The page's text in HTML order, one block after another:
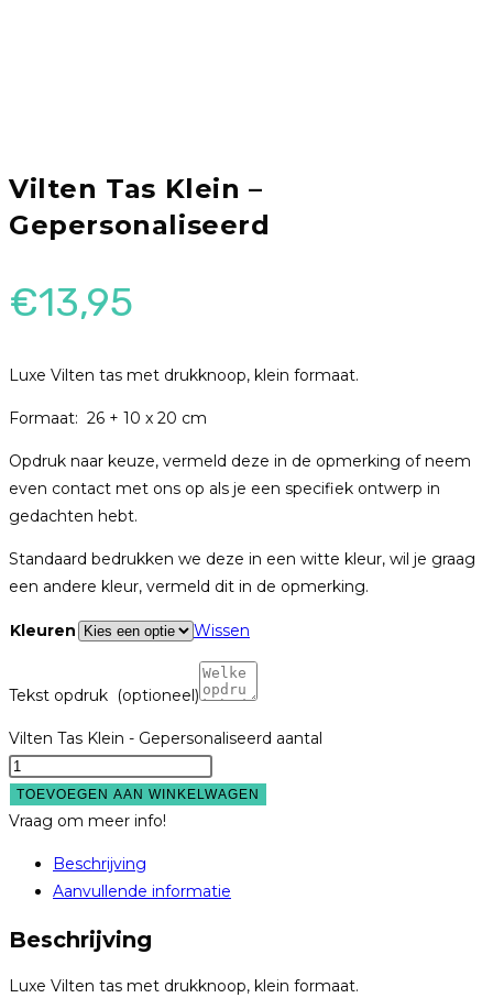
Vilten Tas Klein –
Gepersonaliseerd
€13,95
Luxe Vilten tas met drukknoop, klein formaat.
Formaat: 26 + 10 x 20 cm
Opdruk naar keuze, vermeld deze in de opmerking of neem
even contact met ons op als je een specifiek ontwerp in
gedachten hebt.
Standaard bedrukken we deze in een witte kleur, wil je graag
een andere kleur, vermeld dit in de opmerking.
Kleuren Wissen
Tekst opdruk (optioneel)
Vilten Tas Klein - Gepersonaliseerd aantal
TOEVOEGEN AAN WINKELWAGEN
Vraag om meer info!
Beschrijving
Aanvullende informatie
Beschrijving
Luxe Vilten tas met drukknoop, klein formaat.